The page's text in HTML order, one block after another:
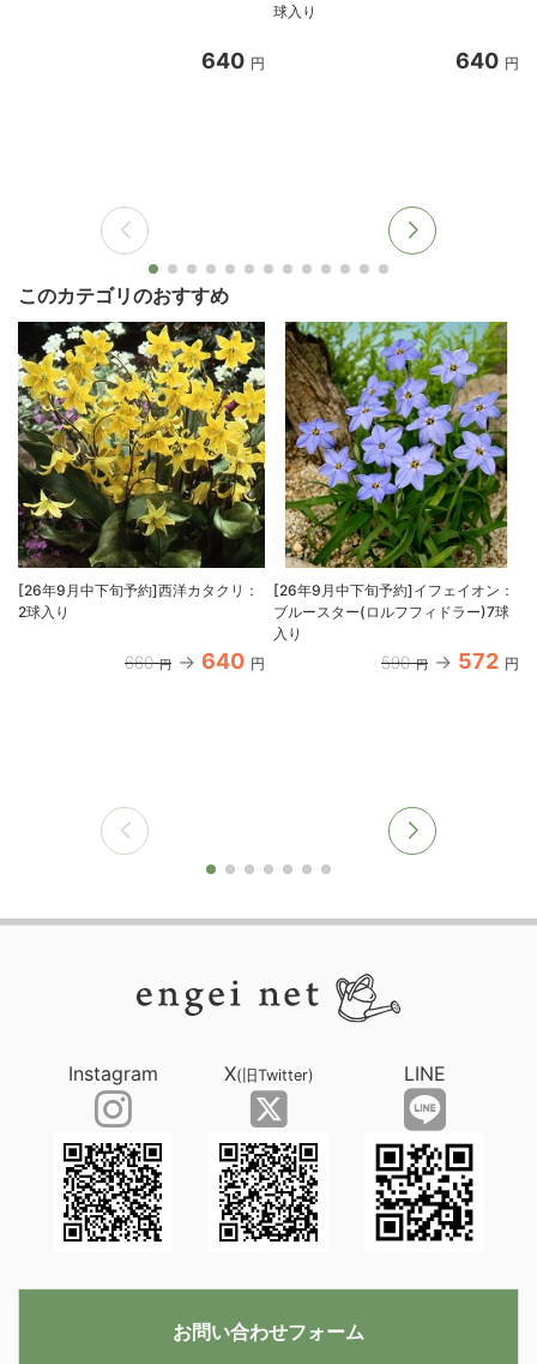
640 円
球入り
640 円
このカテゴリのおすすめ
[26年9月中下旬予約]西洋カタクリ：
2球入り
660 円 640 円
[26年9月中下旬予約]イフェイオン：
ブルースター(ロルフフィドラー)7球
入り
590 円 572 円
Instagram X(旧Twitter) LINE
お問い合わせフォーム